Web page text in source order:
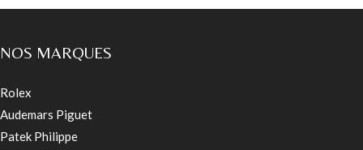
NOS MARQUES
Rolex
Audemars Piguet
Patek Philippe